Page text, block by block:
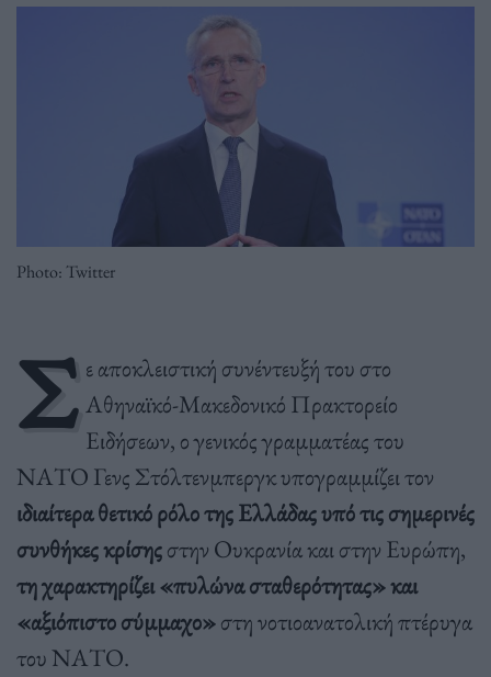
Photo: Twitter
Σ ε αποκλειστική συνέντευξή του στο
Αθηναϊκό-Μακεδονικό Πρακτορείο
Ειδήσεων, ο γενικός γραμματέας του
ΝΑΤΟ Γενς Στόλτενμπεργκ υπογραμμίζει τον
ιδιαίτερα θετικό ρόλο της Ελλάδας υπό τις σημερινές
συνθήκες κρίσηςστην Ουκρανία και στην Ευρώπη,
τη χαρακτηρίζει «πυλώνα σταθερότητας» και
«αξιόπιστο σύμμαχο»στη νοτιοανατολική πτέρυγα
του ΝΑΤΟ.